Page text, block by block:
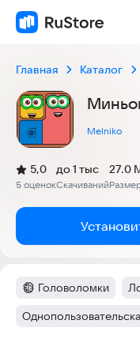
Главная Каталог
Melniko
Рейтинг:
5,0
(
5 оценок
)
Скачиваний
до 1 тыс 27.0
Категория:
Головоломки
Тег: